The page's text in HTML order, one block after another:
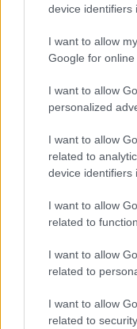
device identifiers
I want to allow
Google for
I want to allow
personalized
I want to allow
related to
device identifiers
I want to allow
related to
I want to allow
related to
I want to allow
related to
Monte
Raid
la rete
Monte
ritrova
Nuovi
Costa